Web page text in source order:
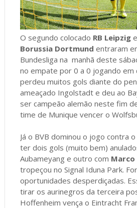
O segundo colocado RB Leipzig
Borussia Dortmund entraram
Bundesliga na manhã deste
no empate por 0 a 0 jogando em
perdeu muitos gols diante do
ameaçado Ingolstadt e deu ao
ser campeão alemão neste fim
time de Munique vencer o
Já o BVB dominou o jogo contra
ter dois gols (muito bem)
Aubameyang e outro com Marco
tropeçou no Signal Iduna Park.
oportunidades desperdiçadas.
tirar os aurinegros da terceira
Hoffenheim vença o Eintracht